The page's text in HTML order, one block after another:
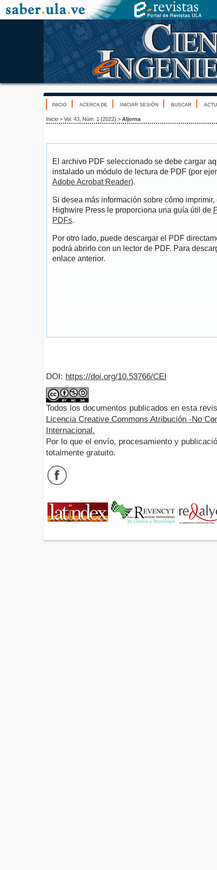
INICIO ACERCA DE INICIAR SESIÓN BUSCAR
Inicio > Vol. 43, Núm. 1 (2022) > Aljorna
El archivo PDF seleccionado se debe cargar
instalado un módulo de lectura de PDF (por
Adobe Acrobat Reader).
Si desea más información sobre cómo
Highwire Press le proporciona una guía útil de
PDFs.
Por otro lado, puede descargar el PDF
podrá abrirlo con un lector de PDF. Para
enlace anterior.
DOI: https://doi.org/10.53766/CEI
Todos los documentos publicados en esta
Licencia Creative Commons Atribución -No
Internacional.
Por lo que el envío, procesamiento y
totalmente gratuito.